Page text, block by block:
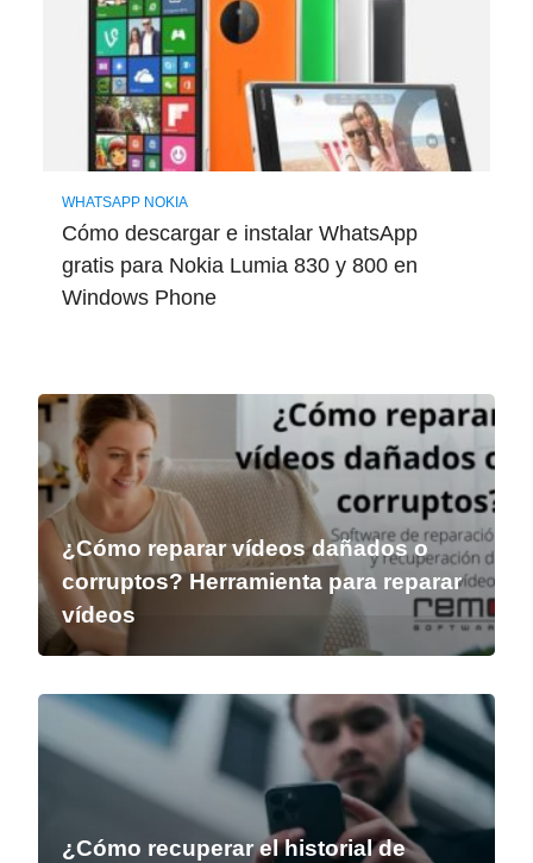
WHATSAPP NOKIA
Cómo descargar e instalar WhatsApp
gratis para Nokia Lumia 830 y 800 en
Windows Phone
¿Cómo reparar vídeos dañados o
corruptos? Herramienta para reparar
vídeos
¿Cómo recuperar el historial de